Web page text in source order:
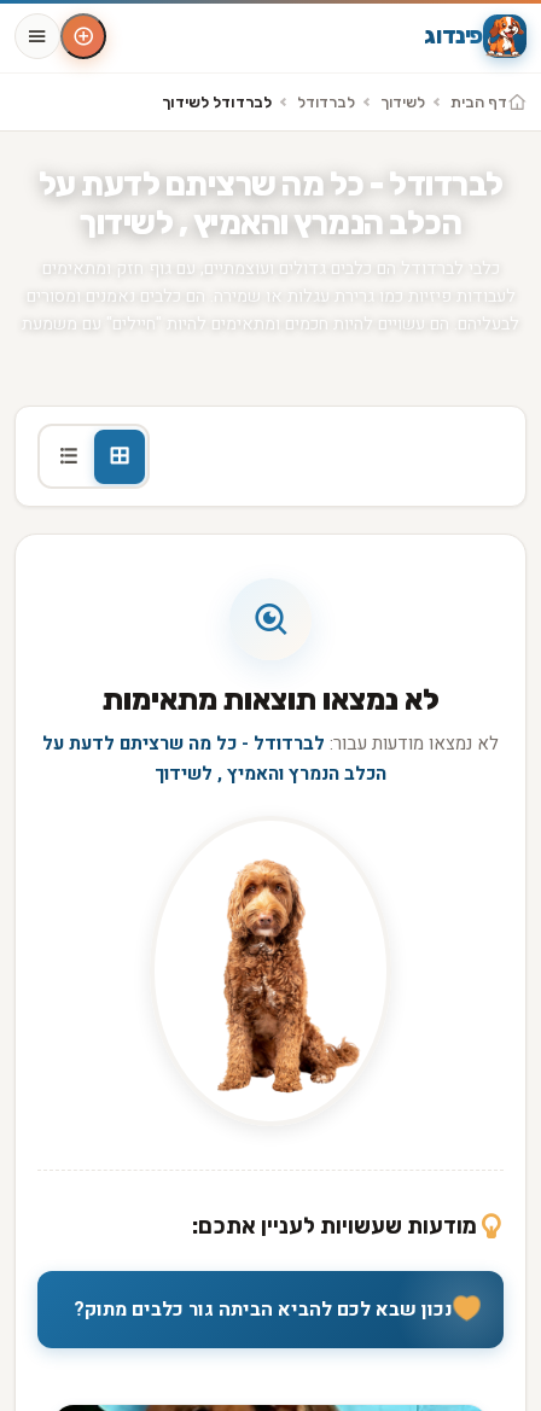
פינדוג
דף הבית לשידוך לברדודל לברדודל לשידוך
לברדודל - כל מה שרציתם לדעת על
הכלב הנמרץ והאמיץ , לשידוך
כלבי לברדודל הם כלבים גדולים ועוצמתיים, עם גוף חזק ומתאימים
לעבודות פיזיות כמו גרירת עגלות או שמירה. הם כלבים נאמנים ומסורים
לבעליהם. הם עשויים להיות חכמים ומתאימים להיות "חיילים" עם משמעת
מודעות עבור כלב לברדודל
לא נמצאו תוצאות מתאימות
לא נמצאו מודעות עבור: לברדודל - כל מה שרציתם לדעת על
הכלב הנמרץ והאמיץ , לשידוך
מודעות שעשויות לעניין אתכם:
נכון שבא לכם להביא הביתה גור כלבים מתוק?